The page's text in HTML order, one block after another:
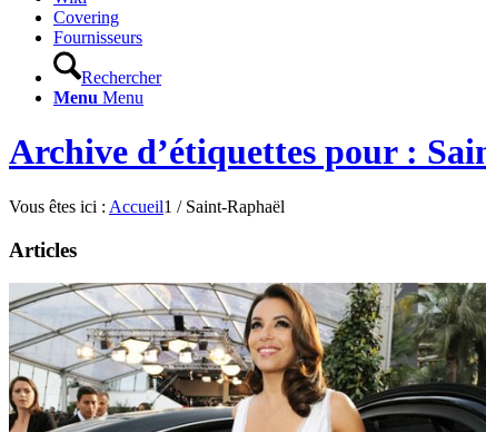
Covering
Fournisseurs
Rechercher
Menu Menu
Archive d’étiquettes pour :
Vous êtes ici : Accueil1 / Saint-Raphaël
Articles